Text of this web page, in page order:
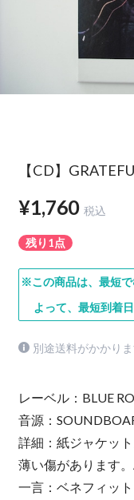
【CD】
¥1,760 税込
残り1点
※この商品は、最短
よって、最短到着
別途送料がかかりま
レーベル：BLUE
音源：
詳細：紙ジャケッ
薄い傷があります。
一言：ベネフィッ